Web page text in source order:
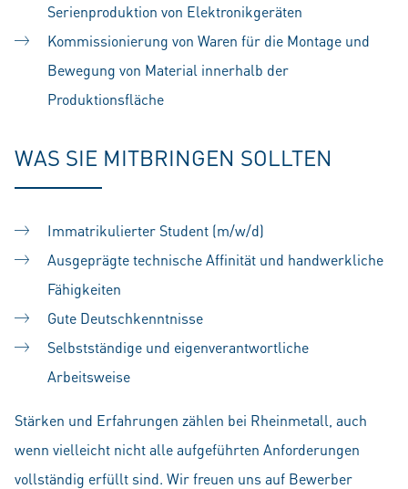
Serienproduktion von Elektronikgeräten
Kommissionierung von Waren für die Montage und
Bewegung von Material innerhalb der
Produktionsfläche
WAS SIE MITBRINGEN SOLLTEN
Immatrikulierter Student (m/w/d)
Ausgeprägte technische Affinität und handwerkliche
Fähigkeiten
Gute Deutschkenntnisse
Selbstständige und eigenverantwortliche
Arbeitsweise
Stärken und Erfahrungen zählen bei Rheinmetall, auch
wenn vielleicht nicht alle aufgeführten Anforderungen
vollständig erfüllt sind. Wir freuen uns auf Bewerber